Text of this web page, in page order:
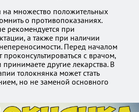
на множество положительных
о противопоказаниях.
рекомендуется при
а также при наличии
Перед началом
с врачом,
другие лекарства. В
толокнянка может стать
но не заменой основного